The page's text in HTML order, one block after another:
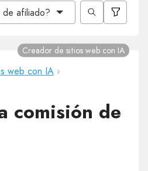
de afiliado?
web con IA ›
Creador de sitios web con IA
comisión de